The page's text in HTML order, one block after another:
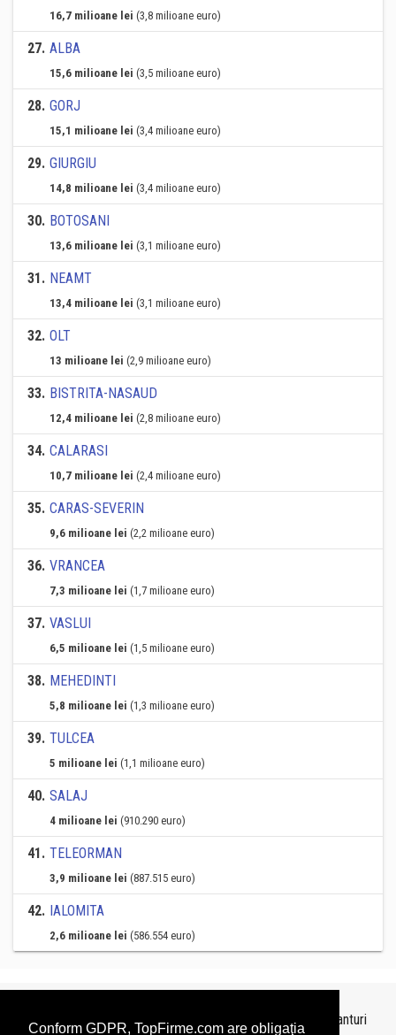
Conform GDPR, TopFirme.com are obligaţia
16,7 milioane lei (3,8 milioane euro)
27. ALBA
15,6 milioane lei (3,5 milioane euro)
28. GORJ
15,1 milioane lei (3,4 milioane euro)
29. GIURGIU
14,8 milioane lei (3,4 milioane euro)
30. BOTOSANI
13,6 milioane lei (3,1 milioane euro)
31. NEAMT
13,4 milioane lei (3,1 milioane euro)
32. OLT
13 milioane lei (2,9 milioane euro)
33. BISTRITA-NASAUD
12,4 milioane lei (2,8 milioane euro)
34. CALARASI
10,7 milioane lei (2,4 milioane euro)
35. CARAS-SEVERIN
9,6 milioane lei (2,2 milioane euro)
36. VRANCEA
7,3 milioane lei (1,7 milioane euro)
37. VASLUI
6,5 milioane lei (1,5 milioane euro)
38. MEHEDINTI
5,8 milioane lei (1,3 milioane euro)
39. TULCEA
5 milioane lei (1,1 milioane euro)
40. SALAJ
4 milioane lei (910.290 euro)
41. TELEORMAN
3,9 milioane lei (887.515 euro)
42. IALOMITA
2,6 milioane lei (586.554 euro)
Topurile sunt realizate deTopFirme
pe baza ultimelor bilanturi